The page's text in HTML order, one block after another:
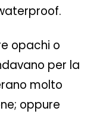
opachi o
per la
molto
oppure